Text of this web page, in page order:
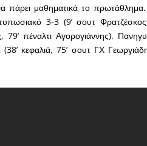
πάρει μαθηματικά το
3-3 (9’ σουτ
79’ πέναλτι Αγορογιάννης).
κεφαλιά, 75’ σουτ ΓΧ